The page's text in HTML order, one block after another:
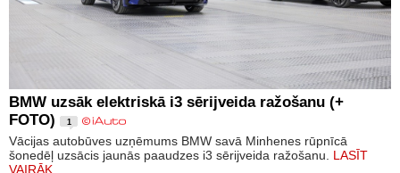
BMW uzsāk elektriskā i3 sērijveida ražošanu (+
FOTO)
1
Vācijas autobūves uzņēmums BMW savā Minhenes rūpnīcā
šonedēļ uzsācis jaunās paaudzes i3 sērijveida ražošanu. LASĪT
VAIRĀK